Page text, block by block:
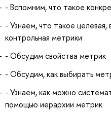
- Вспомним, что такое
- Узнаем, что такое целевая,
контрольная метрики
- Обсудим свойства метрик
- Обсудим, как выбирать
- Узнаем, как можно
помощью иерархии метрик